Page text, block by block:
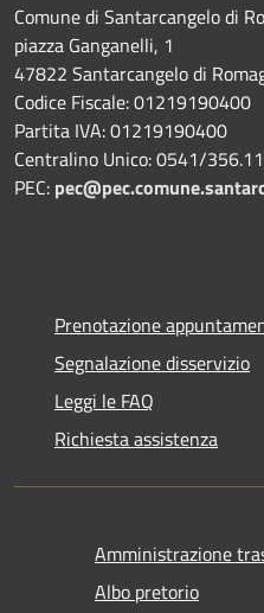
Comune di Santarcangelo di
piazza Ganganelli, 1
47822 Santarcangelo di
Codice Fiscale: 01219190400
Partita IVA: 01219190400
Centralino Unico: 0541/
PEC:
Prenotazione
Segnalazione disservizio
Leggi le FAQ
Richiesta assistenza
Amministrazione
Albo pretorio